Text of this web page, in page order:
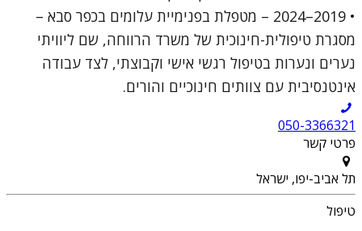
• 2019–2024 – מטפלת בפנימיית עלומים בכפר סבא –
מסגרת טיפולית-חינוכית של משרד הרווחה, שם ליוויתי
נערים ונערות בטיפול רגשי אישי וקבוצתי, לצד עבודה
אינטנסיבית עם צוותים חינוכיים והורים.
050-3366321
פרטי קשר
תל אביב-יפו, ישראל
טיפול